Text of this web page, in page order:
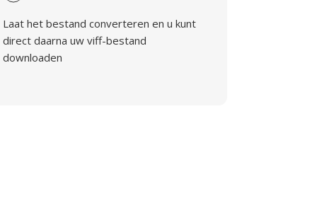
Laat het bestand converteren en u kunt
direct daarna uw viff-bestand
downloaden